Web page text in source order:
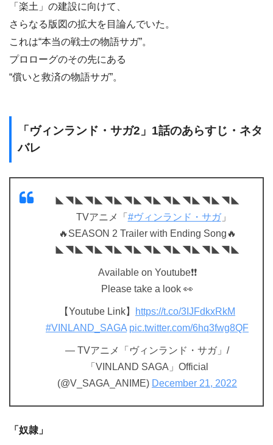
「楽土」の建設に向けて、
さらなる版図の拡大を目論んでいた。
これは“本当の戦士の物語サガ”。
プロローグのその先にある
“償いと救済の物語サガ”。
「ヴィンランド・サガ2」1話のあらすじ・ネタ
バレ
◣◥◣◥◣◥◣◥◣◥◣◥◣◥◣◥◣◥◣
TVアニメ「 #ヴィンランド・サガ」
🔥SEASON 2 Trailer with Ending Song🔥
◣◥◣◥◣◥◣◥◣◥◣◥◣◥◣◥◣◥◣
Available on Youtube❗❗
Please take a look 👀
【Youtube Link】
https://t.co/3IJFdkxRkM
#VINLAND_SAGA pic.twitter.com/6hq3fwg8QF
— TVアニメ「ヴィンランド・サガ」/
「VINLAND SAGA」Official
(@V_SAGA_ANIME) December 21, 2022
「奴隷」